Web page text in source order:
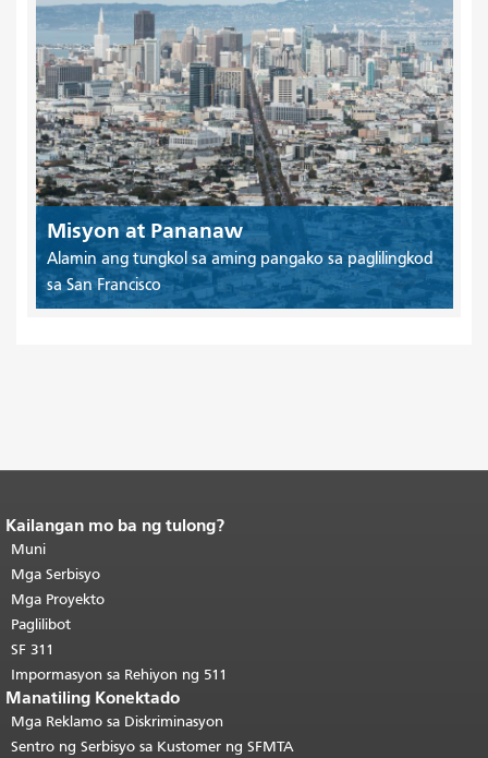
Misyon at Pananaw
Alamin ang tungkol sa aming pangako sa paglilingkod
sa San Francisco
Katapusan ng nilalaman ng
pahina.
pahinang ito ay nauulit sa bawat
pahina.Bumalik sa tuktok ng
pangunahing nilalaman
Kailangan mo ba ng tulong?
Muni
Mga Serbisyo
Mga Proyekto
Paglilibot
SF 311
Impormasyon sa Rehiyon ng 511
Manatiling Konektado
Mga Reklamo sa Diskriminasyon
Sentro ng Serbisyo sa Kustomer ng SFMTA